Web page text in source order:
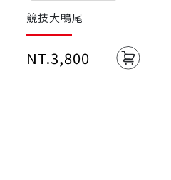
競技大鴨尾
NT.3,800